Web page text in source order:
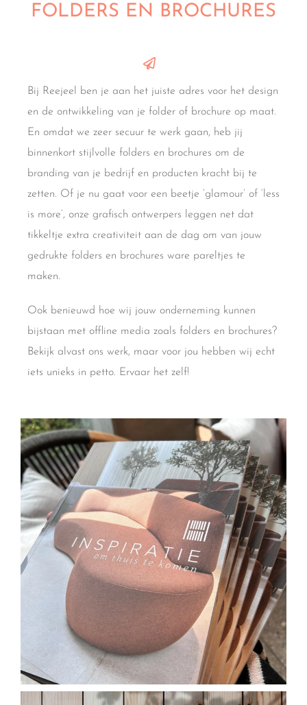
FOLDERS EN BROCHURES
Bij Reejeel ben je aan het juiste adres voor het design
en de ontwikkeling van je folder of brochure op maat.
En omdat we zeer secuur te werk gaan, heb jij
binnenkort stijlvolle folders en brochures om de
branding van je bedrijf en producten kracht bij te
zetten. Of je nu gaat voor een beetje ‘glamour’ of ‘less
is more’, onze grafisch ontwerpers leggen net dat
tikkeltje extra creativiteit aan de dag om van jouw
gedrukte folders en brochures ware pareltjes te
maken.
Ook benieuwd hoe wij jouw onderneming kunnen
bijstaan met offline media zoals folders en brochures?
Bekijk alvast ons werk, maar voor jou hebben wij echt
iets unieks in petto. Ervaar het zelf!